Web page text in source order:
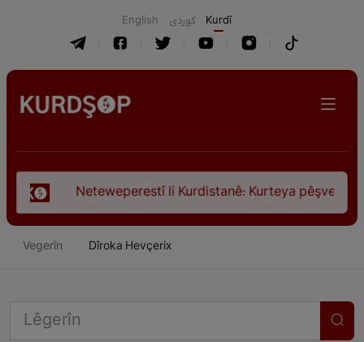
English كوردی Kurdî
li Kurdistanê: Kurteya pêşveçûna dirokî û civakî-
Vegerîn Dîroka Hevçerix